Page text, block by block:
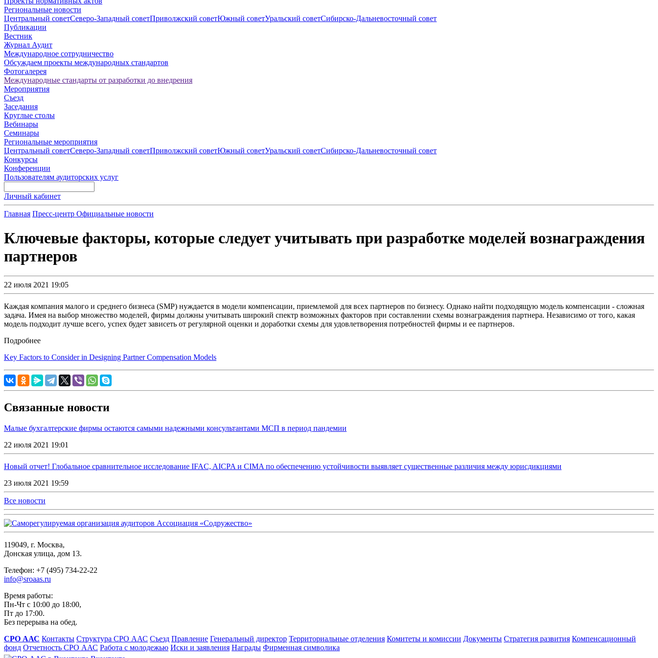
Региональные новости
Центральный советСеверо-Западный советПриволжский советЮжный советУральский советСибирско-Дальневосточный совет
Публикации
Вестник
Журнал Аудит
Международное сотрудничество
Обсуждаем проекты международных стандартов
Фотогалерея
Международные стандарты от разработки до внедрения
Мероприятия
Съезд
Заседания
Круглые столы
Вебинары
Семинары
Региональные мероприятия
Центральный советСеверо-Западный советПриволжский советЮжный советУральский советСибирско-Дальневосточный совет
Конкурсы
Конференции
Пользователям аудиторских услуг
Личный кабинет
Главная Пресс-центр Официальные новости
Ключевые факторы, которые следует учитывать при разработке моделей вознаграждения
партнеров
22 июля 2021 19:05
Каждая компания малого и среднего бизнеса (SMP) нуждается в модели компенсации, приемлемой для всех партнеров по бизнесу. Однако найти подходящую модель компенсации - сложная
задача. Имея на выбор множество моделей, фирмы должны учитывать широкий спектр возможных факторов при составлении схемы вознаграждения партнера. Независимо от того, какая
модель подходит лучше всего, успех будет зависеть от регулярной оценки и доработки схемы для удовлетворения потребностей фирмы и ее партнеров.
Подробнее
Key Factors to Consider in Designing Partner Compensation Models
Связанные новости
Малые бухгалтерские фирмы остаются самыми надежными консультантами МСП в период пандемии
22 июля 2021 19:01
Новый отчет! Глобальное сравнительное исследование IFAC, AICPA и CIMA по обеспечению устойчивости выявляет существенные различия между юрисдикциями
23 июля 2021 19:59
Все новости
119049, г. Москва,
Донская улица, дом 13.
Телефон: +7 (495) 734-22-22
info@sroaas.ru
Время работы:
Пн-Чт с 10:00 до 18:00,
Пт до 17:00.
Без перерыва на обед.
СРО ААС Контакты Структура СРО ААС Съезд Правление Генеральный директор Территориальные отделения Комитеты и комиссии Документы Стратегия развития Компенсационный
фонд Отчетность СРО ААС Работа с молодежью Иски и заявления Награды Фирменная символика